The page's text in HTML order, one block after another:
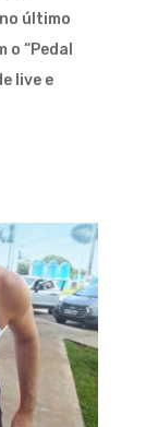
último
o “Pedal
live e